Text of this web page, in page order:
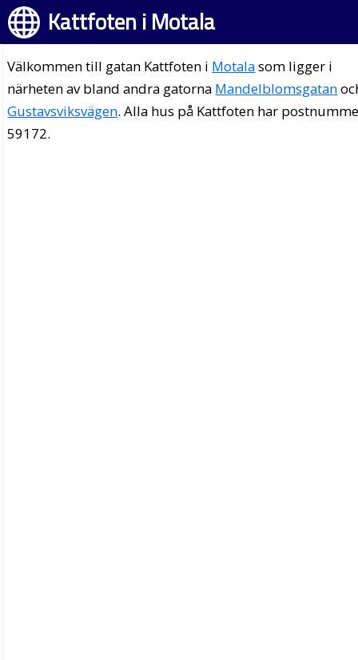
Kattfoten i Motala
Välkommen till gatan Kattfoten i Motalasom ligger i
närheten av bland andra gatorna Mandelblomsgatan
Gustavsviksvägen. Alla hus på Kattfoten har
59172.